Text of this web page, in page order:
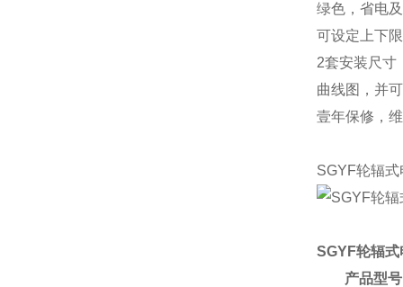
绿色，省电
可设定上下
2套安装尺寸
曲线图，并
壹年保修，
SGYF轮辐
SGYF轮辐
产品型号